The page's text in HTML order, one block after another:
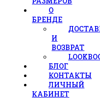
О
БРЕНДЕ
И
ВОЗВРАТ
БЛОГ
КОНТАКТЫ
ЛИЧНЫЙ
КАБИНЕТ